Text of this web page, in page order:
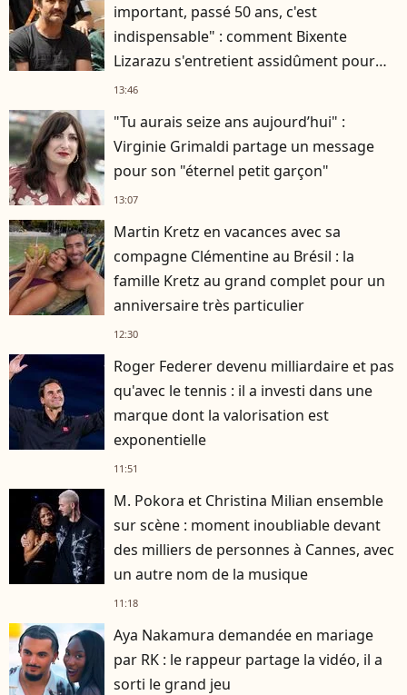
important, passé 50 ans, c'est
indispensable" : comment Bixente
Lizarazu s'entretient assidûment pour
rester musclé à 56 ans ?
13:46
"Tu aurais seize ans aujourd’hui" :
Virginie Grimaldi partage un message
pour son "éternel petit garçon"
13:07
Martin Kretz en vacances avec sa
compagne Clémentine au Brésil : la
famille Kretz au grand complet pour un
anniversaire très particulier
12:30
Roger Federer devenu milliardaire et pas
qu'avec le tennis : il a investi dans une
marque dont la valorisation est
exponentielle
11:51
M. Pokora et Christina Milian ensemble
sur scène : moment inoubliable devant
des milliers de personnes à Cannes, avec
un autre nom de la musique
11:18
Aya Nakamura demandée en mariage
par RK : le rappeur partage la vidéo, il a
sorti le grand jeu